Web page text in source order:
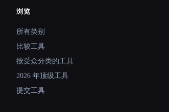
Site navigation
浏览
所有类别
比较工具
按受众分类的工具
2026 年顶级工具
提交工具